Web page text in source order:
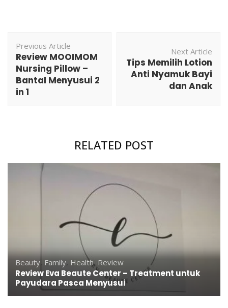
Navigation
Previous Article
Review MOOIMOM
Nursing Pillow –
Bantal Menyusui 2
in 1
Next Article
Tips Memilih Lotion
Anti Nyamuk Bayi
dan Anak
RELATED POST
Beauty, Family, Health, Review
Review Eva Beaute Center – Treatment untuk
Payudara Pasca Menyusui